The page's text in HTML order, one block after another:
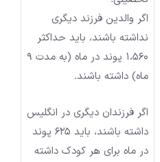
اگر والدین فرزند دیگری
نداشته باشند، باید حداکثر
1،560 پوند در ماه (به مدت 9
ماه) داشته باشند.
اگر فرزندان دیگری در انگلیس
داشته باشند، باید 625 پوند
در ماه برای هر کودک داشته